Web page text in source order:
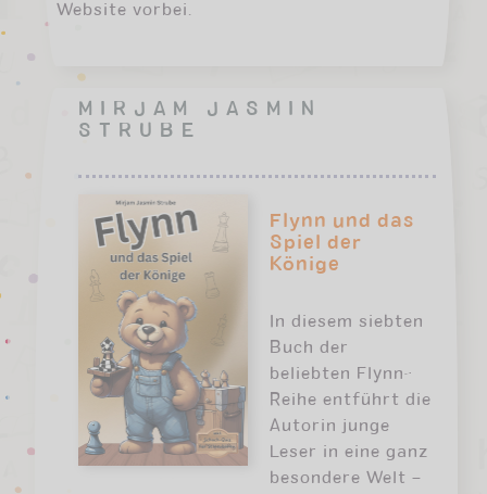
Website vorbei.
MIRJAM JASMIN
STRUBE
Flynn und das
Spiel der
Könige
In diesem siebten
Buch der
beliebten Flynn-
Reihe entführt die
Autorin junge
Leser in eine ganz
besondere Welt –